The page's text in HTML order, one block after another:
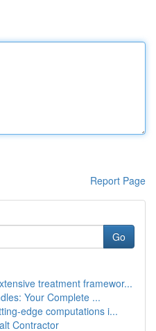
Report Page
Go
treatment framewor...
Your Complete ...
edge computations i...
Contractor